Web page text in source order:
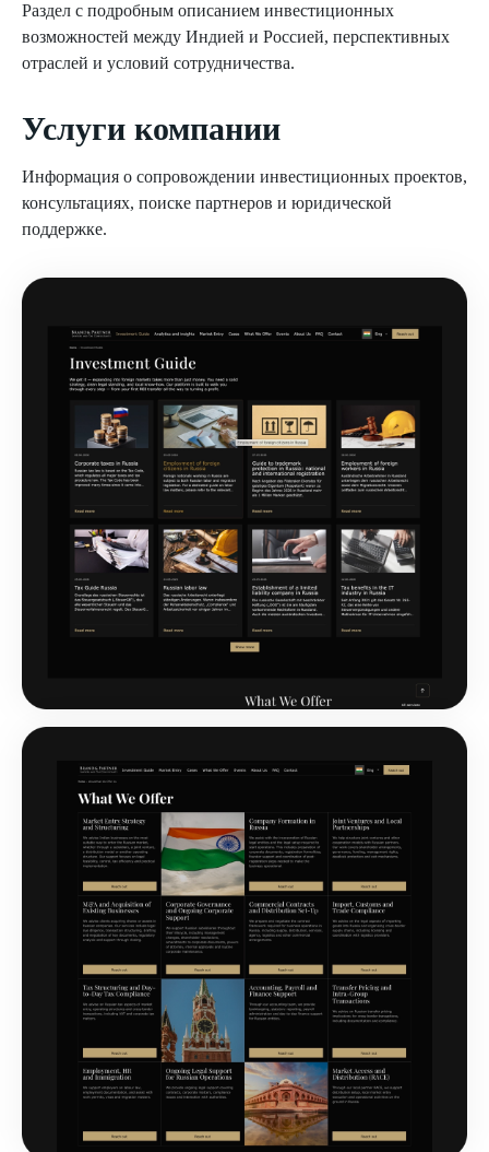
Раздел с подробным описанием инвестиционных
возможностей между Индией и Россией, перспективных
отраслей и условий сотрудничества.
Услуги компании
Информация о сопровождении инвестиционных проектов,
консультациях, поиске партнеров и юридической
поддержке.